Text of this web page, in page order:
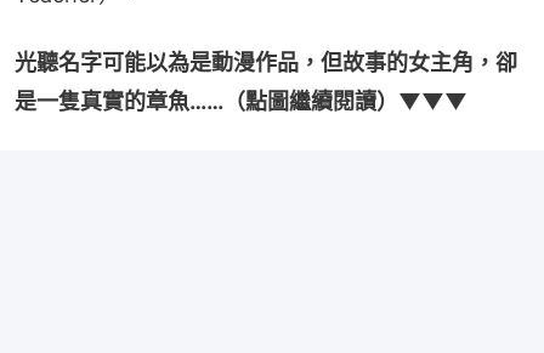
光聽名字可能以為是動漫作品，但故事的女主角，卻
是一隻真實的章魚……（點圖繼續閱讀）▼▼▼